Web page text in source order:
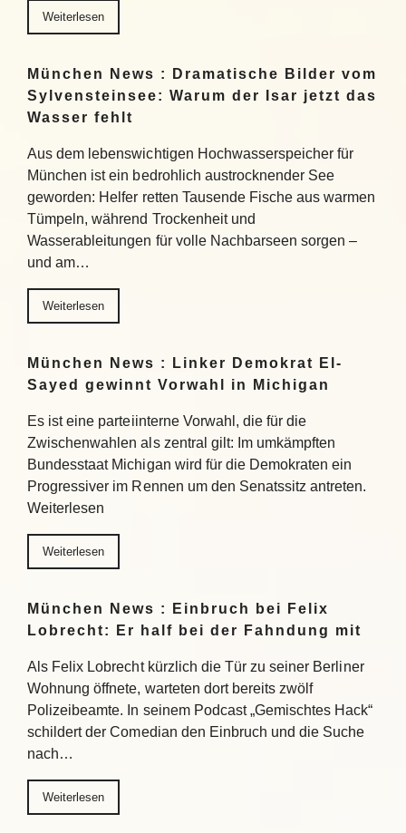
Weiterlesen
München News : Dramatische Bilder vom
Sylvensteinsee: Warum der Isar jetzt das
Wasser fehlt
Aus dem lebenswichtigen Hochwasserspeicher für
München ist ein bedrohlich austrocknender See
geworden: Helfer retten Tausende Fische aus warmen
Tümpeln, während Trockenheit und
Wasserableitungen für volle Nachbarseen sorgen –
und am…
Weiterlesen
München News : Linker Demokrat El-
Sayed gewinnt Vorwahl in Michigan
Es ist eine parteiinterne Vorwahl, die für die
Zwischenwahlen als zentral gilt: Im umkämpften
Bundesstaat Michigan wird für die Demokraten ein
Progressiver im Rennen um den Senatssitz antreten.
Weiterlesen
Weiterlesen
München News : Einbruch bei Felix
Lobrecht: Er half bei der Fahndung mit
Als Felix Lobrecht kürzlich die Tür zu seiner Berliner
Wohnung öffnete, warteten dort bereits zwölf
Polizeibeamte. In seinem Podcast „Gemischtes Hack“
schildert der Comedian den Einbruch und die Suche
nach…
Weiterlesen